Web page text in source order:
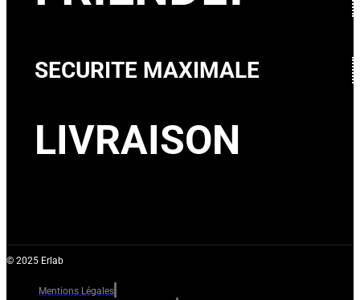
SECURITE MAXIMALE
LIVRAISON
© 2025 Erlab
Mentions Légales